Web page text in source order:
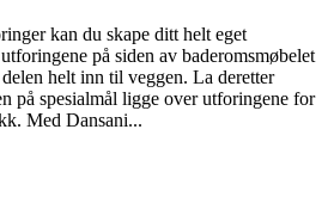
kan du skape ditt helt eget
på siden av baderomsmøbelet
helt inn til veggen. La deretter
på spesialmål ligge over utforingene for
Med Dansani...